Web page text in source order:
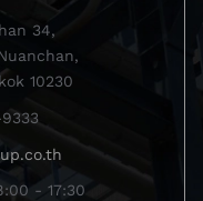
34,
10230
- 17:30